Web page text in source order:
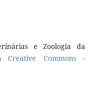
e Zoologia da
Creative Commons -